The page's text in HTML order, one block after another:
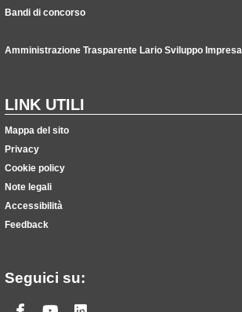
Bandi di concorso
Amministrazione Trasparente Lario Sviluppo Impresa
LINK UTILI
Mappa del sito
Privacy
Cookie policy
Note legali
Accessibilità
Feedback
Seguici su:
Youtube